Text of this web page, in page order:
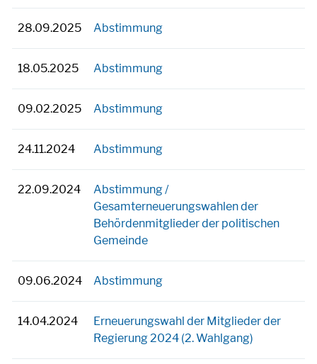
28.09.2025 Abstimmung
18.05.2025 Abstimmung
09.02.2025 Abstimmung
24.11.2024 Abstimmung
22.09.2024
Abstimmung /
Gesamterneuerungswahlen der
Behördenmitglieder der politischen
Gemeinde
09.06.2024 Abstimmung
14.04.2024
Erneuerungswahl der Mitglieder der
Regierung 2024 (2. Wahlgang)